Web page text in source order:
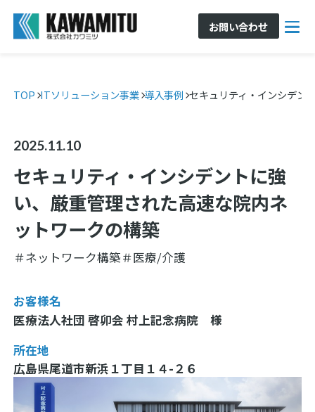
お問い合わせ
TOP ITソリューション事業 導入事例 セキュリティ・インシデン
2025.11.10
セキュリティ・インシデントに強
い、厳重管理された高速な院内ネ
ットワークの構築
＃ネットワーク構築＃医療/介護
お客様名
医療法人社団 啓卯会 村上記念病院 様
所在地
広島県尾道市新浜１丁目１４-２６